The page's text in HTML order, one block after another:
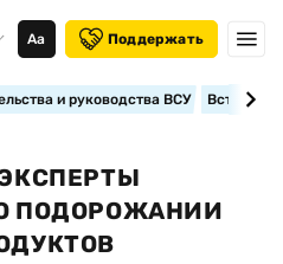
Аа Поддержать
и руководства ВСУ
ПОДОРОЖАНИИ